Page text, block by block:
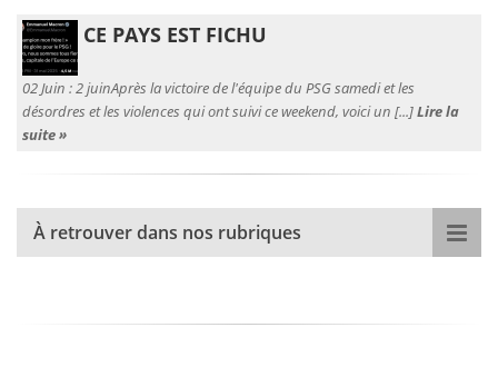
CE PAYS EST FICHU
02 Juin :2 juinAprès la victoire de l'équipe du PSG samedi et les
désordres et les violences qui ont suivi ce weekend, voici un [...]Lire la
suite »
À retrouver dans nos rubriques